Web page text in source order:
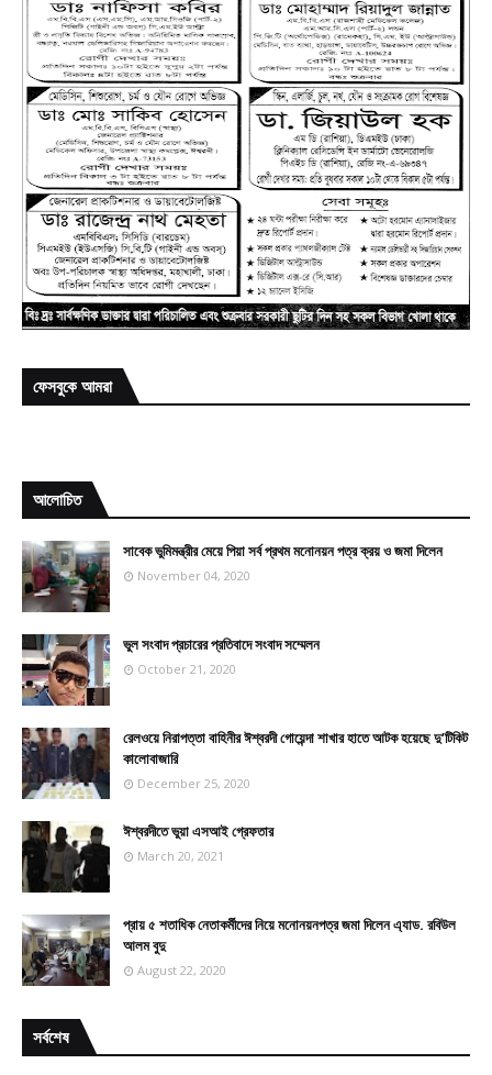
ফেসবুকে আমরা
আলোচিত
সাবেক ভুমিমন্ত্রীর মেয়ে পিয়া সর্ব প্রথম মনোনয়ন পত্র ক্রয় ও জমা দিলেন
November 04, 2020
ভুল সংবাদ প্রচারের প্রতিবাদে সংবাদ সম্মেলন
October 21, 2020
রেলওয়ে নিরাপত্তা বাহিনীর ঈশ্বরদী গোয়েন্দা শাখার হাতে আটক হয়েছে দু’টিকিট
কালোবাজারি
December 25, 2020
ঈশ্বরদীতে ভুয়া এসআই গ্রেফতার
March 20, 2021
প্রায় ৫ শতাধিক নেতাকর্মীদের নিয়ে মনোনয়নপত্র জমা দিলেন এ্যাড. রবিউল
আলম বুদু
August 22, 2020
সর্বশেষ